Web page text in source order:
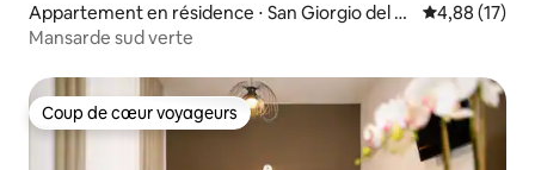
Appartement en résidence ⋅ San Giorgio del Sa
nnio
Évaluation
4,88 (17)
Mansarde sud verte
Coup de cœur voyageurs
Coup de cœur voyageurs